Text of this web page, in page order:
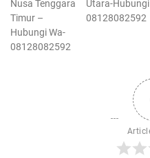
Nusa Tenggara
Timur –
Hubungi Wa-
08128082592
Utara-Hubungi
08128082592